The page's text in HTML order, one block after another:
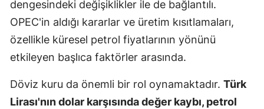
dengesindeki değişiklikler ile de bağlantılı.
OPEC'in aldığı kararlar ve üretim kısıtlamaları,
özellikle küresel petrol fiyatlarının yönünü
etkileyen başlıca faktörler arasında.
Döviz kuru da önemli bir rol oynamaktadır. Türk
Lirası'nın dolar karşısında değer kaybı, petrol